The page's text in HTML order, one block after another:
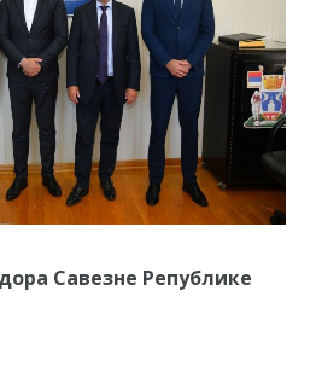
од 13. марта до 15.
издавање ПОНОСНЕ КАРТИЦЕ
за предузетника - Вера
ЗА ПРИЈАВУ
ОДЛАГАЊА ОТПАДА УЗ
ЗА ДОДЈЕЛУ
Савезне Републике